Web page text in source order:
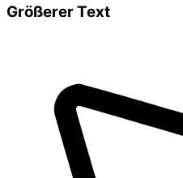
Größerer Text